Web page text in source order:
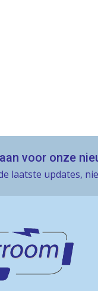
voor onze
laatste updates,